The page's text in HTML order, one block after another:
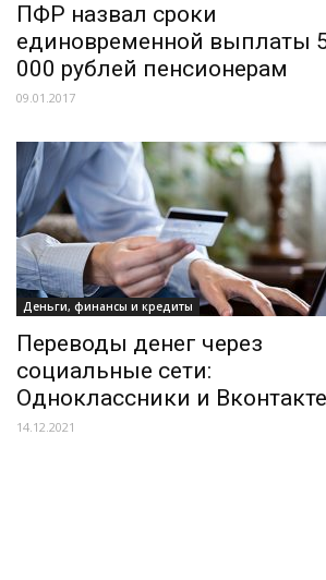
ПФР назвал сроки
единовременной выплаты
000 рублей пенсионерам
09.01.2017
Деньги, финансы и кредиты
Переводы денег через
социальные сети:
Одноклассники и Вконтакте
14.12.2021